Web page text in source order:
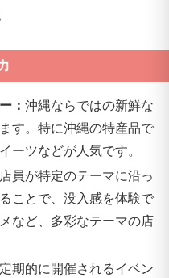
：沖縄ならではの新鮮な
す。特に沖縄の特産品で
ーツなどが人気です。
店員が特定のテーマに沿っ
ことで、没入感を体験で
など、多彩なテーマの店
定期的に開催されるイベン